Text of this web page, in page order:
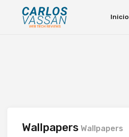
Inicio
Wallpapers Wallpapers